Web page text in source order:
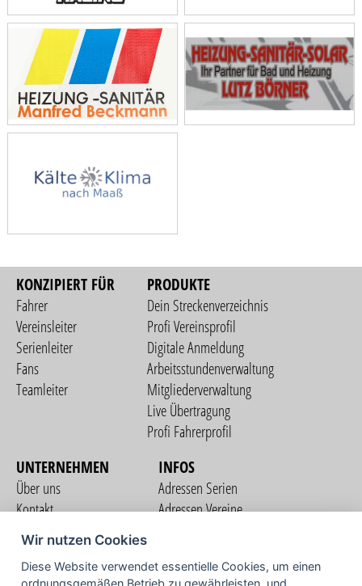
KONZIPIERT FÜR
Fahrer
Vereinsleiter
Serienleiter
Fans
Teamleiter
PRODUKTE
Dein Streckenverzeichnis
Profi Vereinsprofil
Digitale Anmeldung
Arbeitsstundenverwaltung
Mitgliederverwaltung
Live Übertragung
Profi Fahrerprofil
UNTERNEHMEN
Über uns
Kontakt
Nutzungsbedingungen
Datenschutzerklärung
Impressum
INFOS
Adressen Serien
Adressen Vereine
Wir nutzen Cookies
Diese Website verwendet essentielle Cookies, um einen